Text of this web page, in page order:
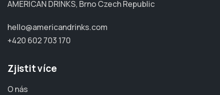
AMERICAN DRINKS, Brno Czech Republic
hello@americandrinks.com
+420 602 703 170
Zjistit více
O nás